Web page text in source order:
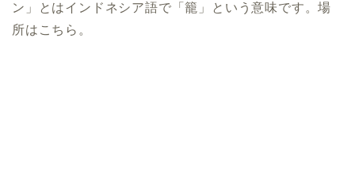
ン」とはインドネシア語で「籠」という意味です。場
所はこちら。